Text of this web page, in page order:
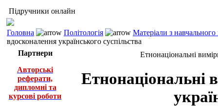
Підручники онлайн
Головна Політологія
Матеріали з
вдосконалення українського суспільства
Партнери
Авторські
реферати,
дипломні та
курсові роботи
Етнонаціональні
Етнонаціональні